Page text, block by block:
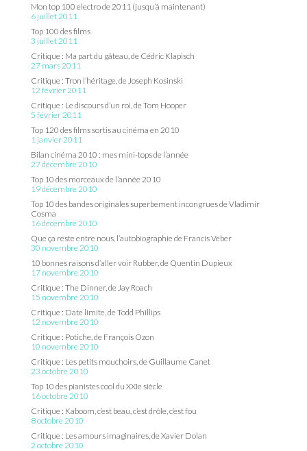
Mon top 100 electro de 2011 (jusqu’à maintenant)
6 juillet 2011
Top 100 des films
3 juillet 2011
Critique : Ma part du gâteau, de Cédric Klapisch
27 mars 2011
Critique : Tron l’héritage, de Joseph Kosinski
12 février 2011
Critique : Le discours d’un roi, de Tom Hooper
5 février 2011
Top 120 des films sortis au cinéma en 2010
1 janvier 2011
Bilan cinéma 2010 : mes mini-tops de l’année
27 décembre 2010
Top 10 des morceaux de l’année 2010
19 décembre 2010
Top 10 des bandes originales superbement incongrues de Vladimir
Cosma
16 décembre 2010
Que ça reste entre nous, l’autobiographie de Francis Veber
30 novembre 2010
10 bonnes raisons d’aller voir Rubber, de Quentin Dupieux
17 novembre 2010
Critique : The Dinner, de Jay Roach
15 novembre 2010
Critique : Date limite, de Todd Phillips
12 novembre 2010
Critique : Potiche, de François Ozon
10 novembre 2010
Critique : Les petits mouchoirs, de Guillaume Canet
23 octobre 2010
Top 10 des pianistes cool du XXIe siècle
16 octobre 2010
Critique : Kaboom, c’est beau, c’est drôle, c’est fou
8 octobre 2010
Critique : Les amours imaginaires, de Xavier Dolan
2 octobre 2010